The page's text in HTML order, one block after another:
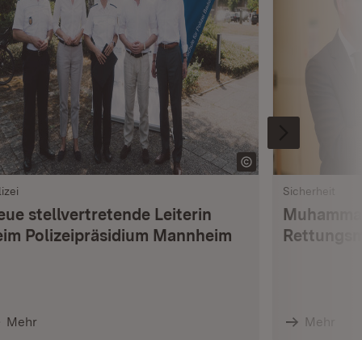
stellvertretende Leiterin
Polizeipräsidium Mannheim
Mehr
Sicherheit
Mehr